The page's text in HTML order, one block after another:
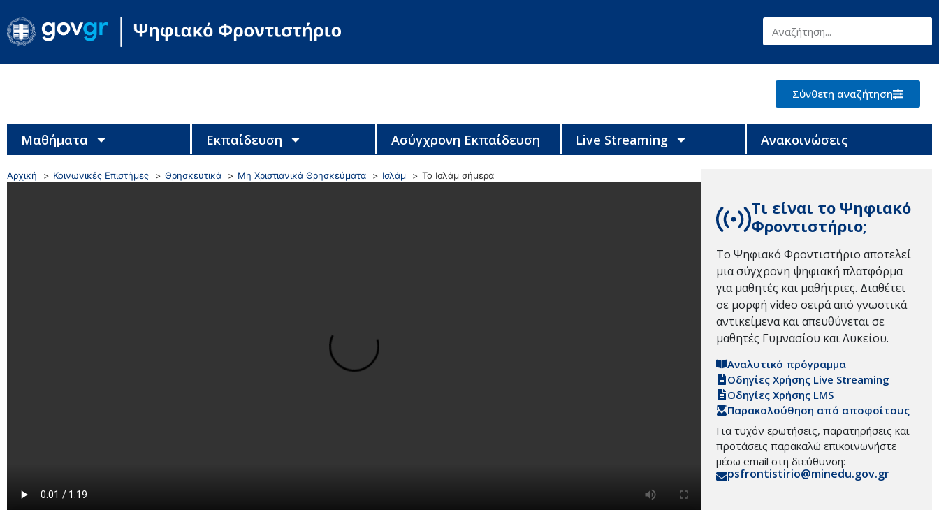
Σύνθετη αναζήτηση
Μαθήματα Εκπαίδευση Ασύγχρονη Εκπαίδευση Live Streaming Ανακοινώσεις
Αρχική Κοινωνικές Επιστήμες Θρησκευτικά Μη Χριστιανικά Θρησκεύματα Ισλάμ Το Ισλάμ σήμερα
Τι είναι το Ψηφιακό
Φροντιστήριο;
Το Ψηφιακό Φροντιστήριο αποτελεί
μια σύγχρονη ψηφιακή πλατφόρμα
για μαθητές και μαθήτριες. Διαθέτει
σε μορφή video σειρά από γνωστικά
αντικείμενα και απευθύνεται σε
μαθητές Γυμνασίου και Λυκείου.
Αναλυτικό πρόγραμμα
Οδηγίες Χρήσης Live Streaming
Οδηγίες Χρήσης LMS
Παρακολούθηση από αποφοίτους
Για τυχόν ερωτήσεις, παρατηρήσεις και
προτάσεις παρακαλώ επικοινωνήστε
μέσω email στη διεύθυνση:
psfrontistirio@minedu.gov.gr